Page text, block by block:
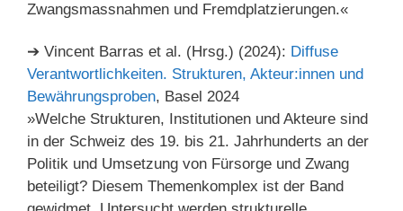
Zwangsmassnahmen und Fremdplatzierungen.«
➔ Vincent Barras et al. (Hrsg.) (2024): Diffuse
Verantwortlichkeiten. Strukturen, Akteur:innen und
Bewährungsproben, Basel 2024
»Welche Strukturen, Institutionen und Akteure sind
in der Schweiz des 19. bis 21. Jahrhunderts an der
Politik und Umsetzung von Fürsorge und Zwang
beteiligt? Diesem Themenkomplex ist der Band